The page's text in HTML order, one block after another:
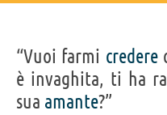
“Vuoi farmi credere
è invaghita, ti ha
sua amante?”